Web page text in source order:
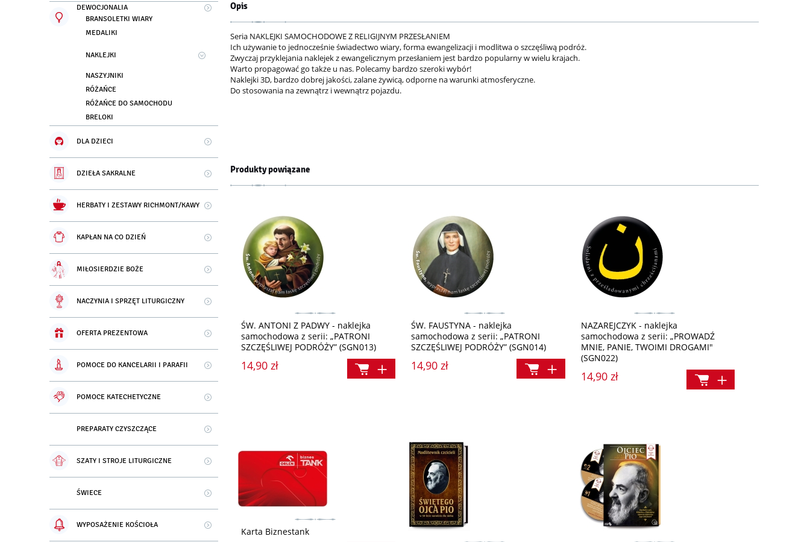
DEWOCJONALIA
BRANSOLETKI WIARY
MEDALIKI
NAKLEJKI
NASZYJNIKI
RÓŻAŃCE
RÓŻAŃCE DO SAMOCHODU
BRELOKI
DLA DZIECI
DZIEŁA SAKRALNE
HERBATY I ZESTAWY RICHMONT/KAWY
KAPŁAN NA CO DZIEŃ
MIŁOSIERDZIE BOŻE
NACZYNIA I SPRZĘT LITURGICZNY
OFERTA PREZENTOWA
POMOCE DO KANCELARII I PARAFII
POMOCE KATECHETYCZNE
PREPARATY CZYSZCZĄCE
SZATY I STROJE LITURGICZNE
ŚWIECE
WYPOSAŻENIE KOŚCIOŁA
Opis
Seria NAKLEJKI SAMOCHODOWE Z RELIGIJNYM PRZESŁANIEM
Ich używanie to jednocześnie świadectwo wiary, forma ewangelizacji i modlitwa o szczęśliwą podróż.
Zwyczaj przyklejania naklejek z ewangelicznym przesłaniem jest bardzo popularny w wielu krajach.
Warto propagować go także u nas. Polecamy bardzo szeroki wybór!
Naklejki 3D, bardzo dobrej jakości, zalane żywicą, odporne na warunki atmosferyczne.
Do stosowania na zewnątrz i wewnątrz pojazdu.
Produkty powiązane
ŚW. ANTONI Z PADWY - naklejka
samochodowa z serii: „PATRONI
SZCZĘŚLIWEJ PODRÓŻY” (SGN013)
14,90 zł
ŚW. FAUSTYNA - naklejka
samochodowa z serii: „PATRONI
SZCZĘŚLIWEJ PODRÓŻY” (SGN014)
14,90 zł
NAZAREJCZYK - naklejka
samochodowa z serii: „PROWADŹ
MNIE, PANIE, TWOIMI DROGAMI"
(SGN022)
14,90 zł
Karta Biznestank